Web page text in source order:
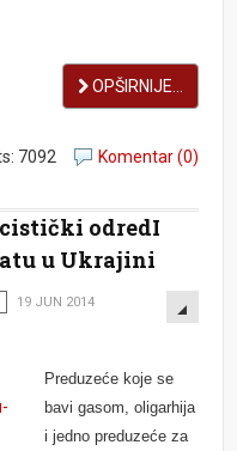
OPŠIRNIJE...
Komentar (0)
7092
odredI
u Ukrajini
EMPTY
19 JUN 2014
Preduzeće koje se
bavi gasom, oligarhija
i jedno preduzeće za